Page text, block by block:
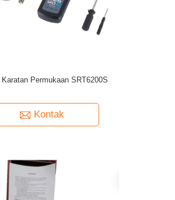
Karatan Permukaan SRT6200S
Kontak